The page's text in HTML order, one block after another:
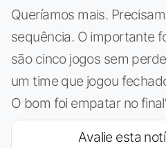
Queríamos mais.
sequência. O importante
são cinco jogos sem
um time que jogou
O bom foi empatar no
Avalie esta